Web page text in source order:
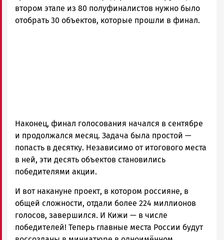
втором этапе из 80 полуфиналистов нужно было
отобрать 30 объектов, которые прошли в финал.
Наконец, финал голосования начался в сентябре
и продолжался месяц. Задача была простой —
попасть в десятку. Независимо от итогового места
в ней, эти десять объектов становились
победителями акции.
И вот накануне проект, в котором россияне, в
общей сложности, отдали более 224 миллионов
голосов, завершился. И Кижи — в числе
победителей! Теперь главные места России будут